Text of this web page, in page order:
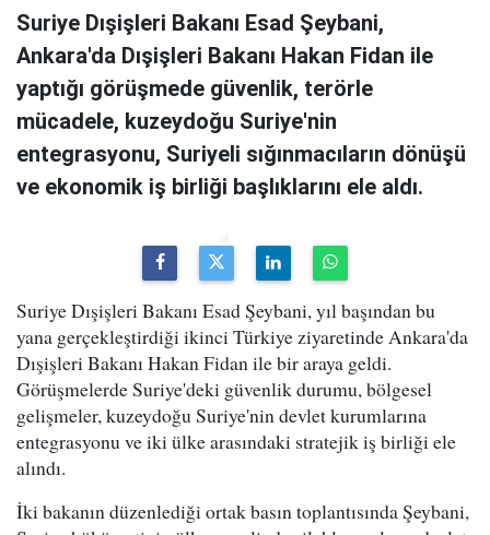
Suriye Dışişleri Bakanı Esad Şeybani,
Ankara'da Dışişleri Bakanı Hakan Fidan ile
yaptığı görüşmede güvenlik, terörle
mücadele, kuzeydoğu Suriye'nin
entegrasyonu, Suriyeli sığınmacıların dönüşü
ve ekonomik iş birliği başlıklarını ele aldı.
Suriye Dışişleri Bakanı Esad Şeybani, yıl başından bu
yana gerçekleştirdiği ikinci Türkiye ziyaretinde Ankara'da
Dışişleri Bakanı Hakan Fidan ile bir araya geldi.
Görüşmelerde Suriye'deki güvenlik durumu, bölgesel
gelişmeler, kuzeydoğu Suriye'nin devlet kurumlarına
entegrasyonu ve iki ülke arasındaki stratejik iş birliği ele
alındı.
İki bakanın düzenlediği ortak basın toplantısında Şeybani,